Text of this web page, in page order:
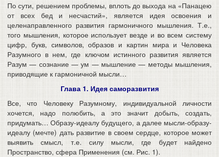
По сути, решением проблемы, вплоть до выхода на «Панацею
от всех бед и несчастий», является идея освоения и
целенаправленного развития гармоничного мышления. Т.е.,
того мышления, которое использует везде и во всем систему
цифр, букв, символов, образов и картин мира и Человека
Разумного в нем, где ключом истинного развития является
Разум — сознание — ум — мышление — методы мышления,
приводящие к гармоничной мысли…
Глава 1. Идея саморазвития
Все, что Человеку Разумному, индивидуальной личности
хочется, надо полюбить, а это значит добыть, создать,
придумать… Образу-идеалу будущего, а далее мысли-образу-
идеалу (мечте) дать развитие в своем сердце, которое может
выявить смысл, т.е. силу мысли, где будет найдено
Пространство, сфера Применения (см. Рис. 1).